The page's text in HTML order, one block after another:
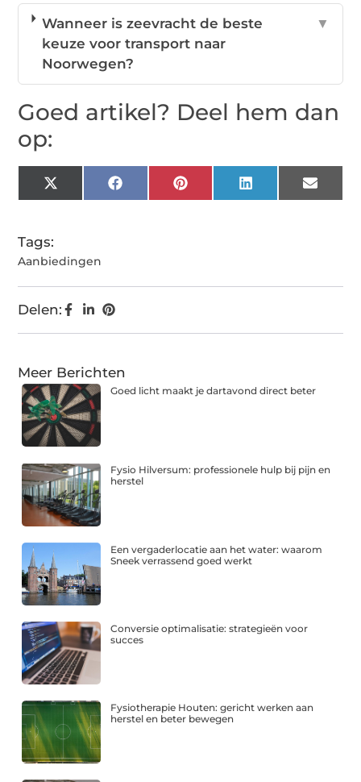
Wanneer is zeevracht de beste
keuze voor transport naar
Noorwegen?
▼
Goed artikel? Deel hem dan
op:
X
(Twitter)
FacebookPinterestLinkedIn Email
Tags:
Aanbiedingen
Delen:
Meer Berichten
Goed licht maakt je dartavond direct beter
Fysio Hilversum: professionele hulp bij pijn en
herstel
Een vergaderlocatie aan het water: waarom
Sneek verrassend goed werkt
Conversie optimalisatie: strategieën voor
succes
Fysiotherapie Houten: gericht werken aan
herstel en beter bewegen